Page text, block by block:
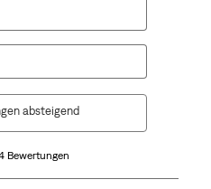
Bewertungen
absteigend